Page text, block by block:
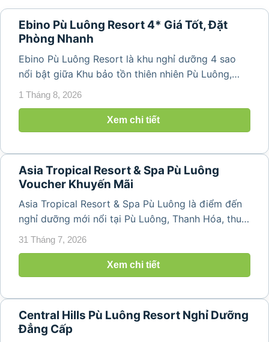
Ebino Pù Luông Resort 4* Giá Tốt, Đặt
Phòng Nhanh
Ebino Pù Luông Resort là khu nghỉ dưỡng 4 sao
nổi bật giữa Khu bảo tồn thiên nhiên Pù Luông,
Thanh Hóa, thu hút du khách bởi không gian xanh
mát, kiến trúc hài hòa với thiên nhiên cùng hệ
thống tiện ích hiện đại....
1 Tháng 8, 2026
Xem chi tiết
Asia Tropical Resort & Spa Pù Luông
Voucher Khuyến Mãi
Asia Tropical Resort & Spa Pù Luông là điểm đến
nghỉ dưỡng mới nổi tại Pù Luông, Thanh Hóa, thu
hút du khách bởi không gian sang trọng giữa thiên
tiện ích cao cấp. Nằm...
31 Tháng 7, 2026
Xem chi tiết
Central Hills Pù Luông Resort Nghỉ Dưỡng
Đẳng Cấp